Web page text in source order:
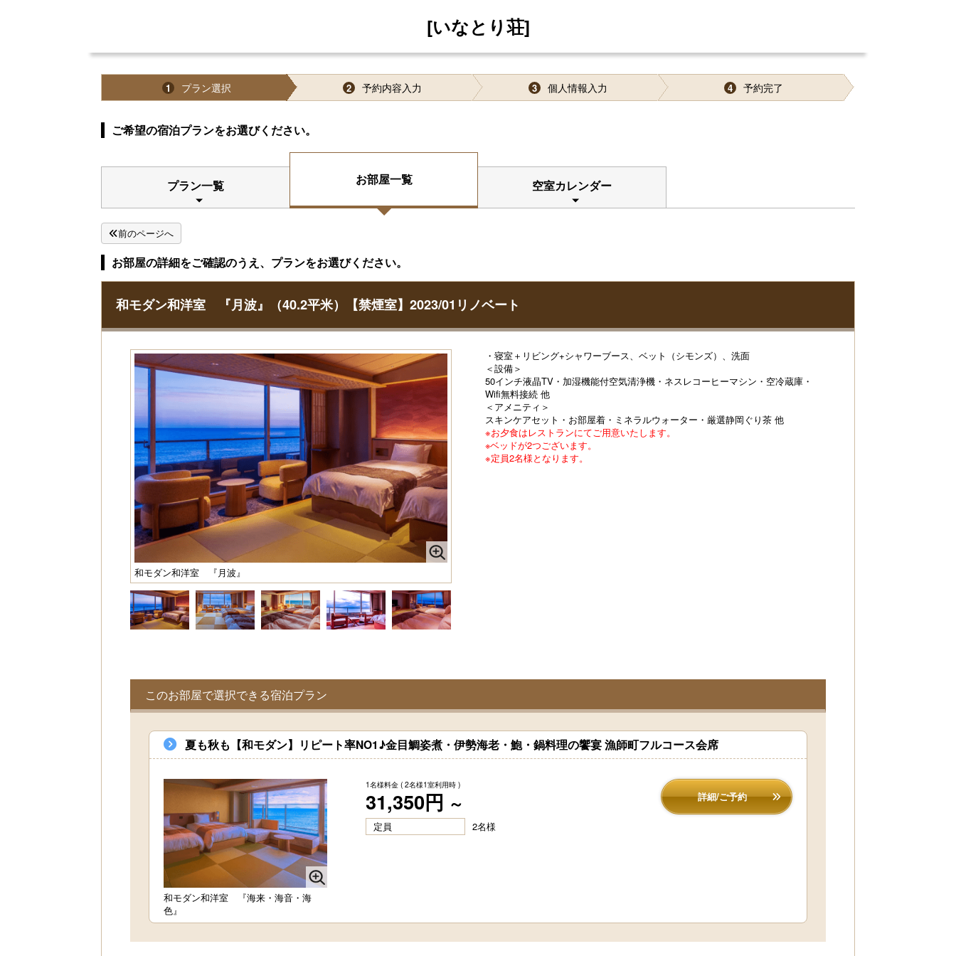
[いなとり荘]
1 プラン選択 2 予約内容入力 3 個人情報入力 4 予約完了
ご希望の宿泊プランをお選びください。
プラン一覧 お部屋一覧 空室カレンダー
前のページへ
お部屋の詳細をご確認のうえ、プランをお選びください。
和モダン和洋室 『月波』（40.2平米）【禁煙室】2023/01リノベート
和モダン和洋室 『月波』
・寝室＋リビング+シャワーブース、ベット（シモンズ）、洗面
＜設備＞
50インチ液晶TV・加湿機能付空気清浄機・ネスレコーヒーマシン・空冷蔵庫・
Wifi無料接続 他
＜アメニティ＞
スキンケアセット・お部屋着・ミネラルウォーター・厳選静岡ぐり茶 他
※お夕食はレストランにてご用意いたします。
※ベッドが2つございます。
※定員2名様となります。
このお部屋で選択できる宿泊プラン
夏も秋も【和モダン】リピート率NO1♪金目鯛姿煮・伊勢海老・鮑・鍋料理の饗宴 漁師町フルコース会席
和モダン和洋室 『海来・海音・海
色』
1名様料金 ( 2名様1室利用時 )
31,350円 ～ 詳細/ご予約
定員 2名様